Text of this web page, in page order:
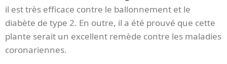
il est très efficace contre le ballonnement et le
diabète de type 2. En outre, il a été prouvé que cette
plante serait un excellent remède contre les maladies
coronariennes.